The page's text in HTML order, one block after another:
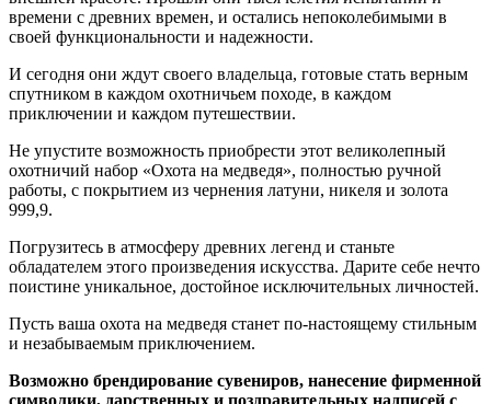
времени с древних времен, и остались непоколебимыми в
своей функциональности и надежности.
И сегодня они ждут своего владельца, готовые стать верным
спутником в каждом охотничьем походе, в каждом
приключении и каждом путешествии.
Не упустите возможность приобрести этот великолепный
охотничий набор «Охота на медведя», полностью ручной
работы, с покрытием из чернения латуни, никеля и золота
999,9.
Погрузитесь в атмосферу древних легенд и станьте
обладателем этого произведения искусства. Дарите себе нечто
поистине уникальное, достойное исключительных личностей.
Пусть ваша охота на медведя станет по-настоящему стильным
и незабываемым приключением.
Возможно брендирование сувениров, нанесение фирменной
символики, дарственных и поздравительных надписей с